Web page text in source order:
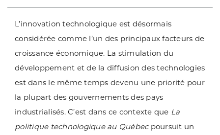
L’innovation technologique est désormais
considérée comme l’un des principaux facteurs de
croissance économique. La stimulation du
développement et de la diffusion des technologies
est dans le même temps devenu une priorité pour
la plupart des gouvernements des pays
industrialisés. C’est dans ce contexte que La
politique technologique au Québecpoursuit un